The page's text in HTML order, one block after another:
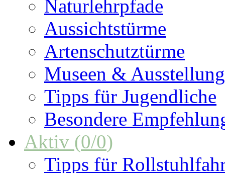
Naturlehrpfade
Aussichtstürme
Artenschutztürme
Museen &
Tipps für Jugendliche
Besondere
Aktiv (0/0)
Tipps für